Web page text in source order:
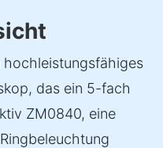
hochleistungsfähiges
das ein 5-fach
ZM0840, eine